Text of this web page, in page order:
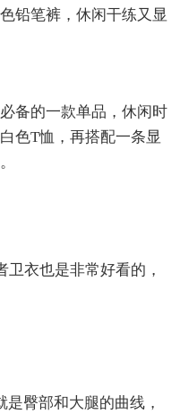
铅笔裤，休闲干练又显
备的一款单品，休闲时
色T恤，再搭配一条显
衣也是非常好看的，
臀部和大腿的曲线，